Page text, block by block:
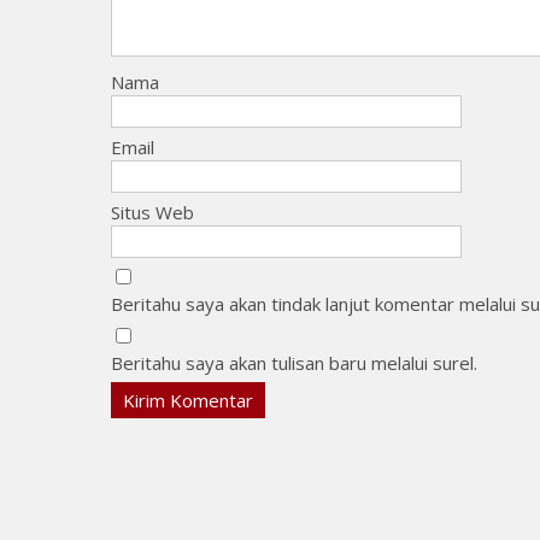
Nama
Email
Situs Web
Beritahu saya akan tindak lanjut komentar melalui
Beritahu saya akan tulisan baru melalui surel.